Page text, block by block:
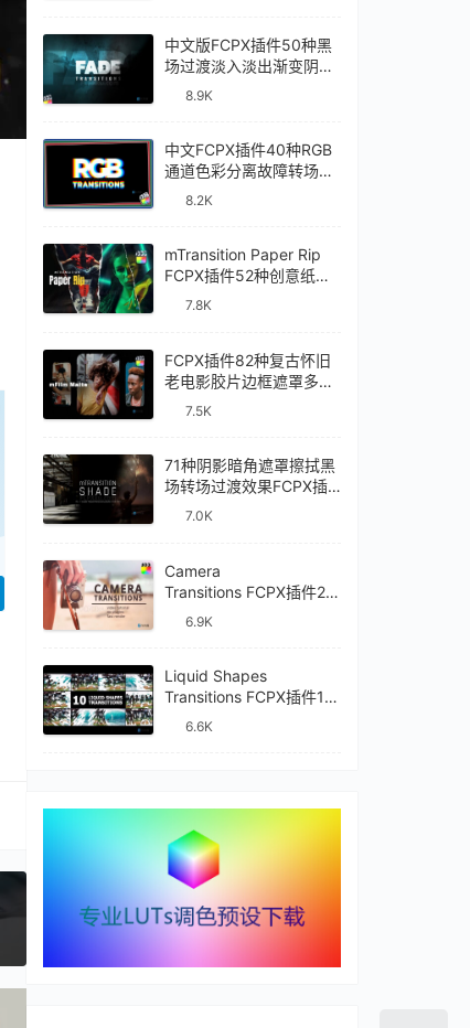
已经登录？刷新
中文版FCPX插件50种黑
场过渡淡入淡出渐变阴影
视频转场Fade
8.9K
中文FCPX插件40种RGB
通道色彩分离故障转场过
渡RGB Transitions
8.2K
mTransition Paper Rip
FCPX插件52种创意纸张
撕裂动画过渡转场效果
7.8K
FCPX插件82种复古怀旧
老电影胶片边框遮罩多画
面分屏效果mFilm Matte
7.5K
71种阴影暗角遮罩擦拭黑
场转场过渡效果FCPX插
件mTransition Shade
7.0K
Camera
Transitions FCPX插件27
种摄像机镜头动画转场过
6.9K
Liquid Shapes
Transitions FCPX插件10
种卡通流体图形动画转场
6.6K